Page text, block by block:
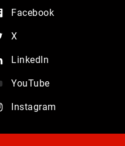
Facebook
X
LinkedIn
YouTube
Instagram